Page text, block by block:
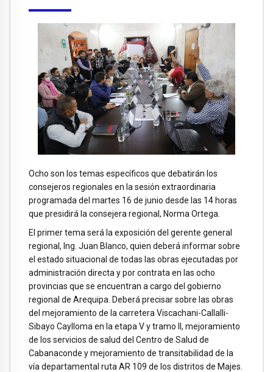
Ocho son los temas específicos que debatirán los
consejeros regionales en la sesión extraordinaria
programada del martes 16 de junio desde las 14 horas
que presidirá la consejera regional, Norma Ortega.
El primer tema será la exposición del gerente general
regional, Ing. Juan Blanco, quien deberá informar sobre
el estado situacional de todas las obras ejecutadas por
administración directa y por contrata en las ocho
provincias que se encuentran a cargo del gobierno
regional de Arequipa. Deberá precisar sobre las obras
del mejoramiento de la carretera Viscachani-Callalli-
Sibayo Caylloma en la etapa V y tramo II, mejoramiento
de los servicios de salud del Centro de Salud de
Cabanaconde y mejoramiento de transitabilidad de la
vía departamental ruta AR 109 de los distritos de Majes.